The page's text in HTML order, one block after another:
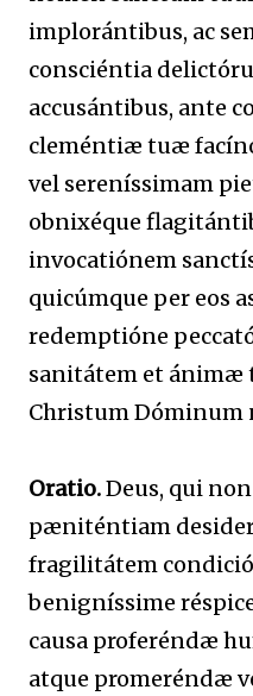
implorántibus, ac
consciéntia
accusántibus, ante
cleméntiæ tuæ
vel sereníssimam
obnixéque
invocatiónem
quicúmque per eos
redemptióne
sanitátem et ánimæ
Christum Dóminum
Oratio.Deus, qui
pæniténtiam
fragilitátem
benigníssime
causa proferéndæ
atque promeréndæ